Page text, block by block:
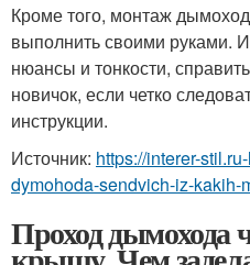
Кроме того, монтаж
выполнить своими руками. И
нюансы и тонкости,
новичок, если четко
инструкции.
Источник: https://interer-
dymohoda-sendvich-iz-kakih-
Проход дымохода